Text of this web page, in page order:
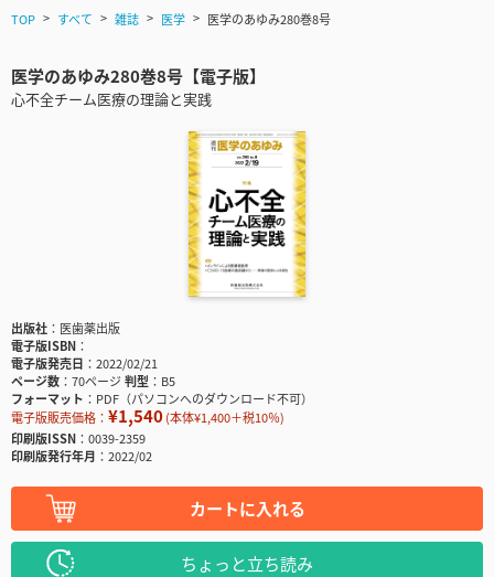
TOP すべて 雑誌 医学 医学のあゆみ280巻8号
医学のあゆみ280巻8号【電子版】
心不全チーム医療の理論と実践
出版社
医歯薬出版
電子版ISBN
電子版発売日
2022/02/21
ページ数
70ページ判型
B5
フォーマット
PDF（パソコンへのダウンロード不可）
電子版販売価格： ¥1,540(本体¥1,400＋税10％)
印刷版ISSN
0039-2359
印刷版発行年月
2022/02
カートに入れる
ちょっと立ち読み